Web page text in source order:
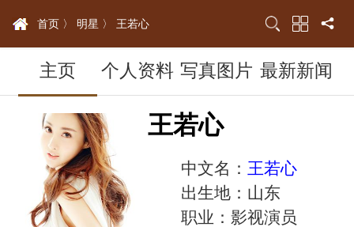
首页 〉 明星 〉 王若心
主页 个人资料 写真图片 最新新闻
王若心
中文名： 王若心
出生地：山东
职业：影视演员